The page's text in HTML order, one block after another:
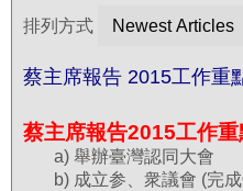
排列方式
蔡主席報告 2015工作重
蔡主席報告2015工作重
a) 舉辦臺灣認同大會
b) 成立参、衆議會 (完成